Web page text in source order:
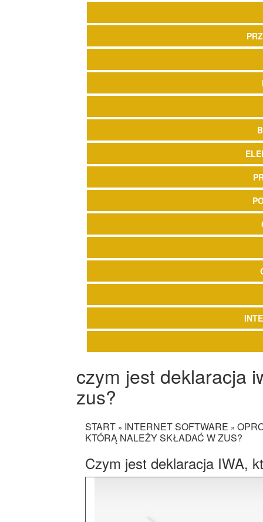
czym jest deklaracja
zus?
START » INTERNET SOFTWARE »
KTÓRĄ NALEŻY SKŁADAĆ W ZUS?
Czym jest deklaracja IWA,